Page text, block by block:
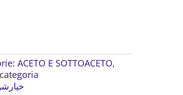
ACETO E SOTTOACETO,